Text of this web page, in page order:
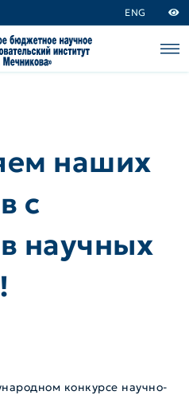
ENG
наших
с
научных
конкурсе научно-